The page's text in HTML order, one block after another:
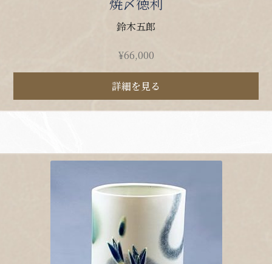
鈴木五郎
¥66,000
詳細を見る